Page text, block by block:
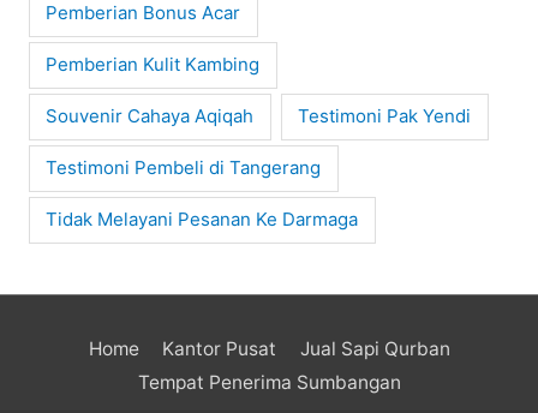
Pemberian Bonus Acar
Pemberian Kulit Kambing
Souvenir Cahaya Aqiqah Testimoni Pak Yendi
Testimoni Pembeli di Tangerang
Tidak Melayani Pesanan Ke Darmaga
Home Kantor Pusat
Jual Sapi Qurban
Tempat Penerima Sumbangan